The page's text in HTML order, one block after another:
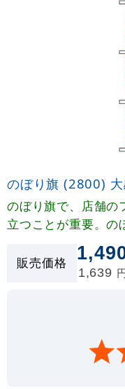
のぼり旗 (2800) 大
のぼり旗で、店舗の
立つことが重要。の
販売価格
1,639